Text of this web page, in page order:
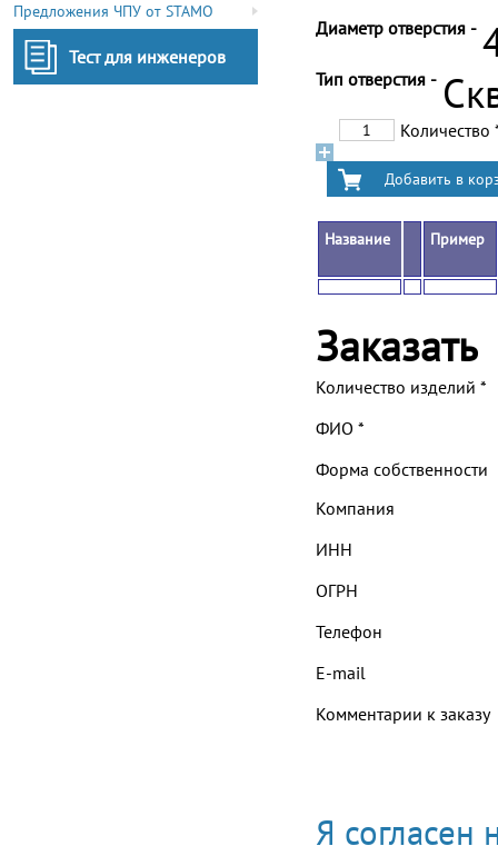
Предложения ЧПУ от STAMO
Тест для инженеров
Диаметр отверстия -
Тип отверстия -
Количество
Название Пример
Заказать
Количество изделий *
ФИО *
Форма собственности
Компания
ИНН
ОГРН
Телефон
E-mail
Комментарии к заказу
Я согласен